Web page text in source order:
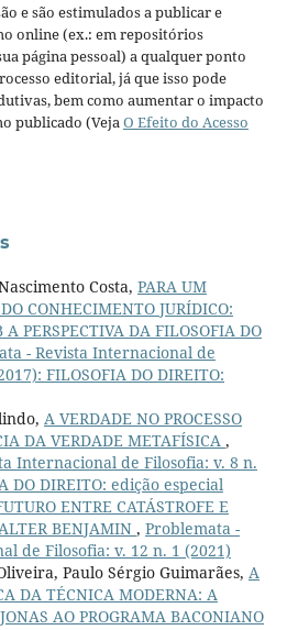
e são estimulados a publicar e
online (ex.: em repositórios
página pessoal) a qualquer ponto
editorial, já que isso pode
bem como aumentar o impacto
publicado (VejaO Efeito do Acesso
Costa, PARA UM
CONHECIMENTO JURÍDICO:
PERSPECTIVA DA FILOSOFIA DO
- Revista Internacional de
FILOSOFIA DO DIREITO:
A VERDADE NO PROCESSO
DA VERDADE METAFÍSICA ,
Internacional de Filosofia: v. 8 n.
DO DIREITO: edição especial
ENTRE CATÁSTROFE E
BENJAMIN , Problemata -
de Filosofia: v. 12 n. 1 (2021)
Paulo Sérgio Guimarães, A
DA TÉCNICA MODERNA: A
AO PROGRAMA BACONIANO